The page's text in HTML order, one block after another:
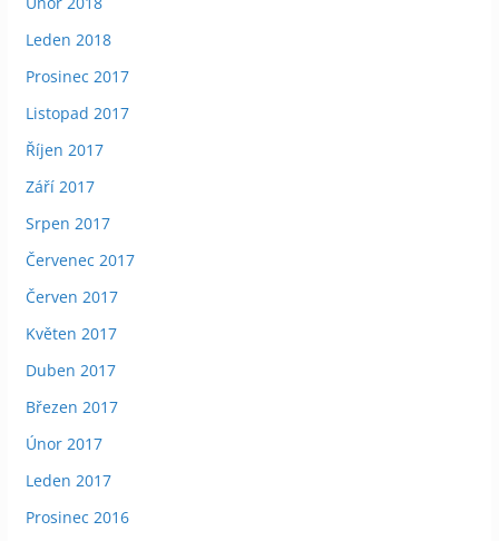
Leden 2018
Prosinec 2017
Listopad 2017
Říjen 2017
Září 2017
Srpen 2017
Červenec 2017
Červen 2017
Květen 2017
Duben 2017
Březen 2017
Únor 2017
Leden 2017
Prosinec 2016